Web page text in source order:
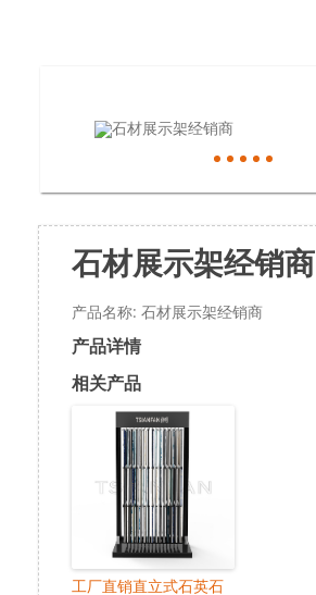
石材展示架经销商
产品名称: 石材展示架经销商
产品详情
相关产品
工厂直销直立式石英石